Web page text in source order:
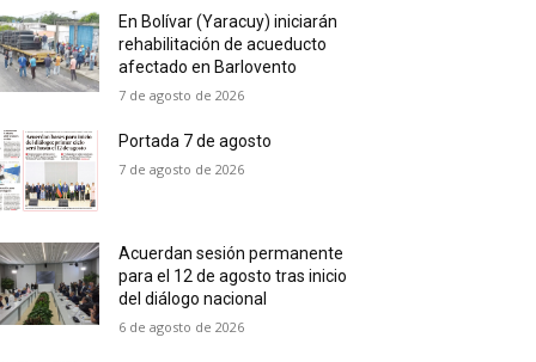
En Bolívar (Yaracuy) iniciarán
rehabilitación de acueducto
afectado en Barlovento
7 de agosto de 2026
Portada 7 de agosto
7 de agosto de 2026
Acuerdan sesión permanente
para el 12 de agosto tras inicio
del diálogo nacional
6 de agosto de 2026